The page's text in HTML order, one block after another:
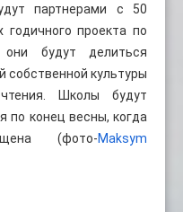
партнерами с 50
проекта по
будут делиться
культуры
Школы будут
по конец весны, когда
(фото-Maksym